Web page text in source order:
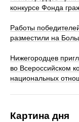
конкурсе Фонда
Работы
разместили на
Нижегородцев
во Всероссийском
национальных
Картина дня